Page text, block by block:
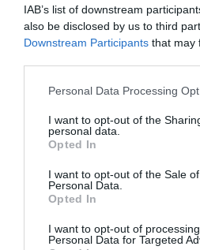
IAB’s list of downstream
also be disclosed by us to third
Downstream Participants that may
Please note that this website/app
not limited to your visit or usage
grant or deny consent to Google
use your data for below specified
consent section.
Personal Data Processing
I want to opt-out of the
personal data.
Opted In
I want to opt-out of the Sale
Personal Data.
Opted In
I want to opt-out of
Personal Data for Targeted
Már tesztelik a jövő